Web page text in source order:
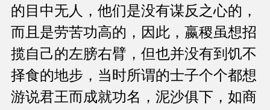
的目中无人，他们是没有谋反之心的，
而且是劳苦功高的，因此，嬴稷虽想招
揽自己的左膀右臂，但也并没有到饥不
择食的地步，当时所谓的士子个个都想
游说君王而成就功名，泥沙俱下，如商